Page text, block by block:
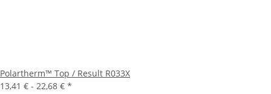
Polartherm™ Top / Result R033X
13,41 € - 22,68 € *